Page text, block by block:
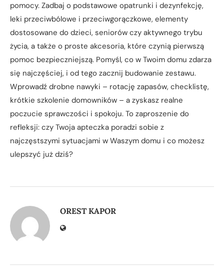
pomocy. Zadbaj o podstawowe opatrunki i dezynfekcję,
leki przeciwbólowe i przeciwgorączkowe, elementy
dostosowane do dzieci, seniorów czy aktywnego trybu
życia, a także o proste akcesoria, które czynią pierwszą
pomoc bezpieczniejszą. Pomyśl, co w Twoim domu zdarza
się najczęściej, i od tego zacznij budowanie zestawu.
Wprowadź drobne nawyki – rotację zapasów, checklistę,
krótkie szkolenie domowników – a zyskasz realne
poczucie sprawczości i spokoju. To zaproszenie do
refleksji: czy Twoja apteczka poradzi sobie z
najczęstszymi sytuacjami w Waszym domu i co możesz
ulepszyć już dziś?
OREST KAPOR